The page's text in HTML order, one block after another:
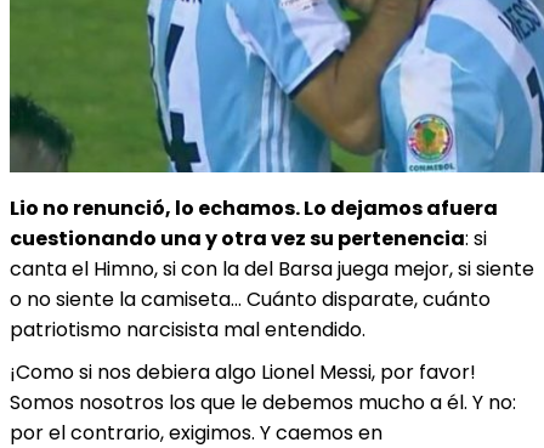
Lio no renunció, lo echamos. Lo dejamos afuera
cuestionando una y otra vez su pertenencia: si
canta el Himno, si con la del Barsa juega mejor, si siente
o no siente la camiseta… Cuánto disparate, cuánto
patriotismo narcisista mal entendido.
¡Como si nos debiera algo Lionel Messi, por favor!
Somos nosotros los que le debemos mucho a él. Y no:
por el contrario, exigimos. Y caemos en